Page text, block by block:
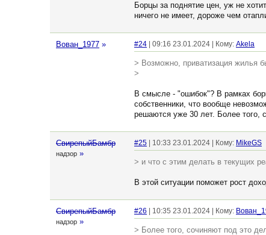
Борцы за поднятие цен, уж не
ничего не имеет, дороже чем
Вован_1977 » #24 | 09:16 23.01.2024 | Кому: Akela
> Возможно, приватизация жилья
>
В смысле - "ошибок"? В рамках
собственники, что вообще
решаются уже 30 лет. Более того,
СвирепыйБамбр
надзор »
#25 | 10:33 23.01.2024 | Кому: MikeGS
> и что с этим делать в текущих
В этой ситуации поможет рост
СвирепыйБамбр
надзор »
#26 | 10:35 23.01.2024 | Кому:
> Более того, сочиняют под это